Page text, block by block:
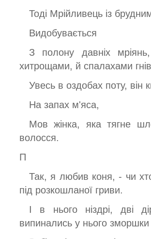
Тоді Мрійливець із
Видобувається
З полону давніх
хитрощами, й спалахами
Увесь в оздобах поту, він
На запах м'яса,
Мов жінка, яка тягне
волосся.
П
Так, я любив коня, - чи
під розкошланої гриви.
І в нього ніздрі, дві
випинались у нього